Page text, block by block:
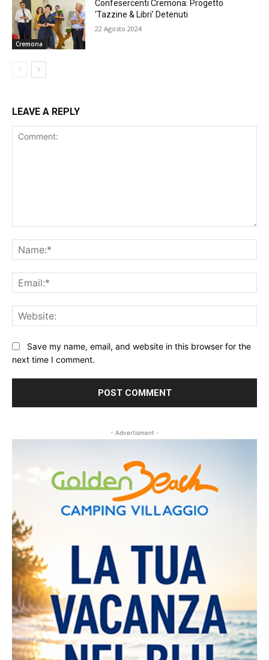
Cremona
Confesercenti Cremona: Progetto
‘Tazzine & Libri’ Detenuti
22 Agosto 2024
LEAVE A REPLY
Save my name, email, and website in this browser for the
next time I comment.
- Advertisment -